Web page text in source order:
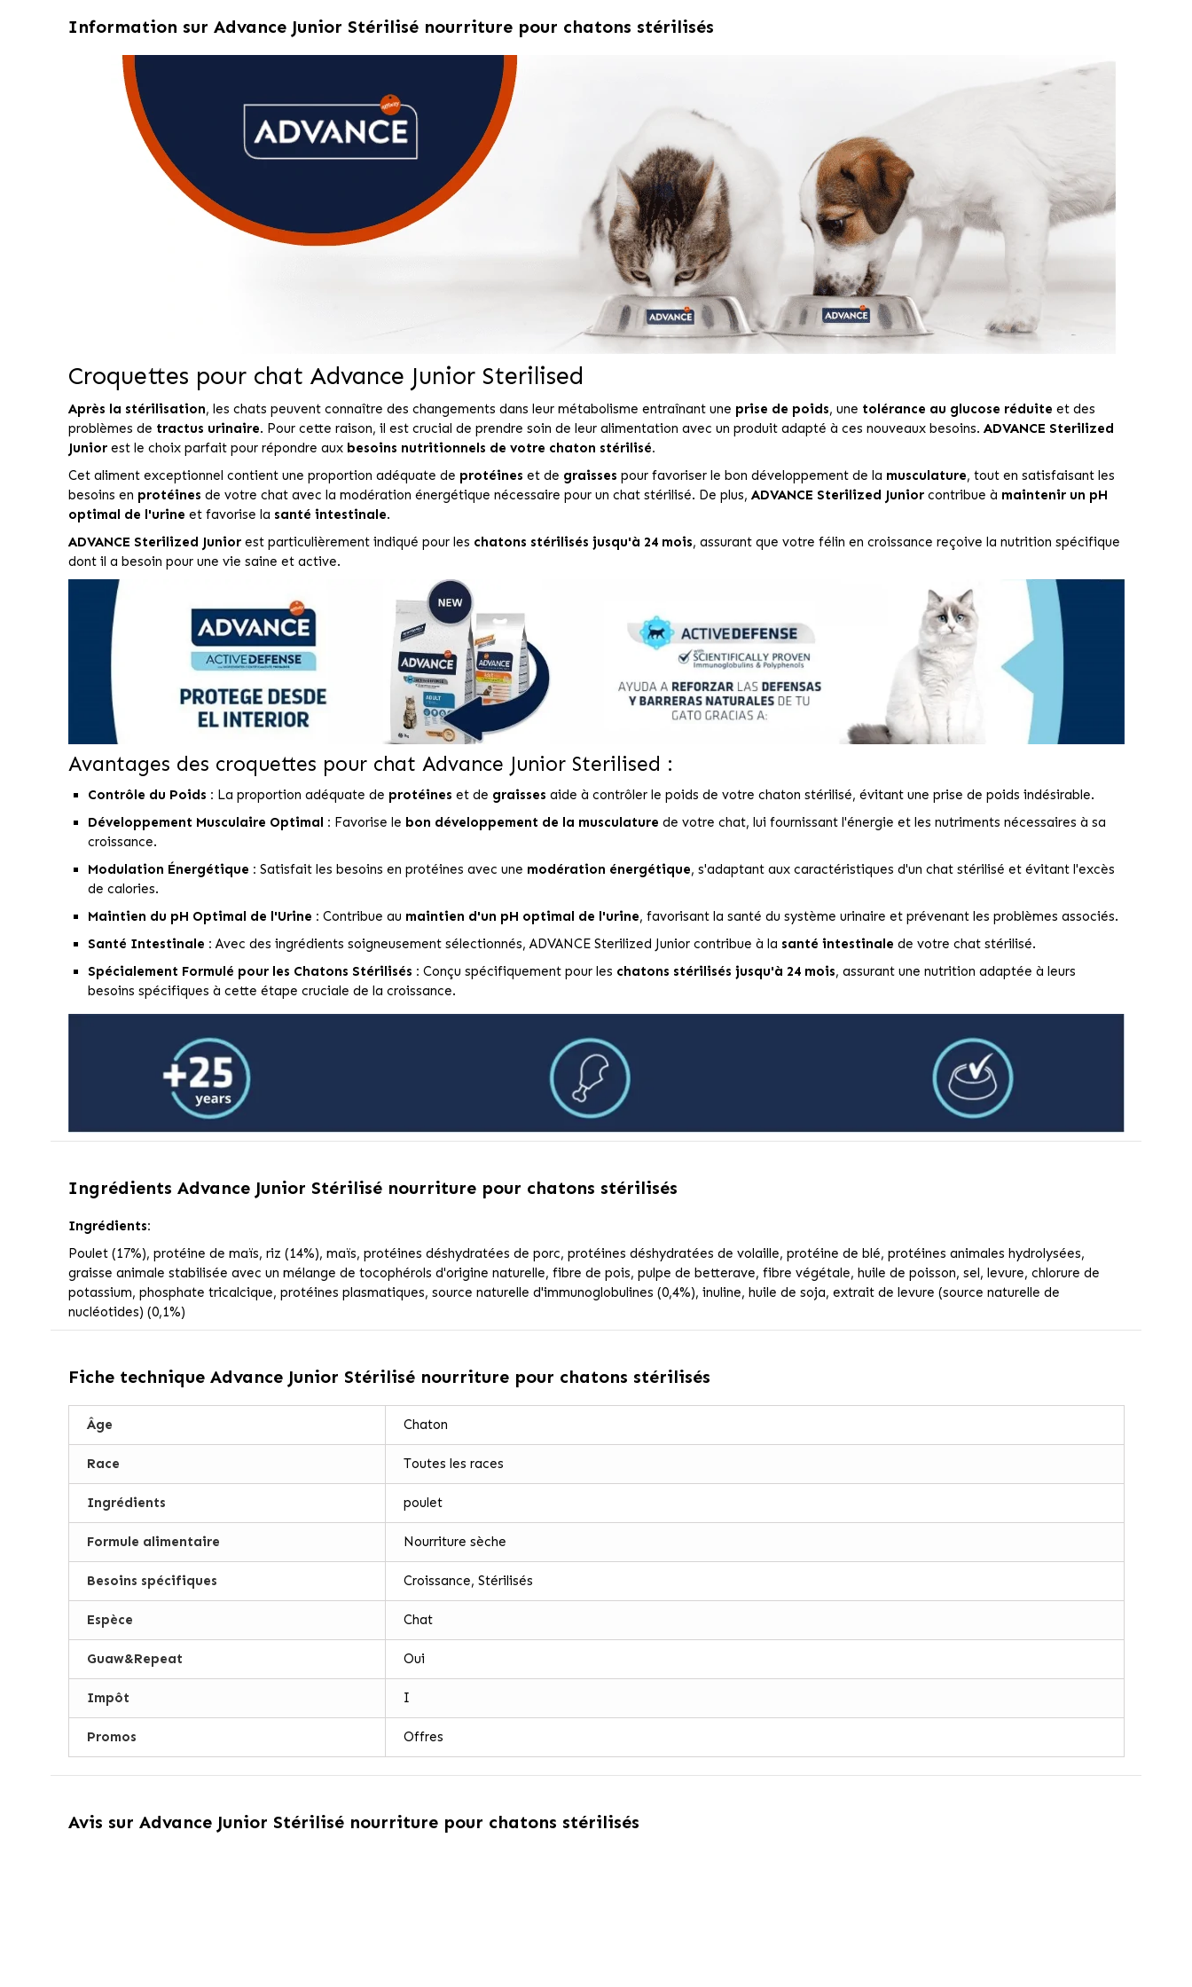
Information sur Advance Junior Stérilisé nourriture pour chatons stérilisés
Croquettes pour chat Advance Junior Sterilised
Après la stérilisation, les chats peuvent connaître des changements dans leur métabolisme entraînant une prise de poids, une tolérance au glucose réduite et des
problèmes de tractus urinaire. Pour cette raison, il est crucial de prendre soin de leur alimentation avec un produit adapté à ces nouveaux besoins. ADVANCE Sterilized
Juniorest le choix parfait pour répondre aux besoins nutritionnels de votre chaton stérilisé.
Cet aliment exceptionnel contient une proportion adéquate de protéines et de graisses pour favoriser le bon développement de la musculature, tout en satisfaisant les
besoins en protéines de votre chat avec la modération énergétique nécessaire pour un chat stérilisé. De plus, ADVANCE Sterilized Juniorcontribue à maintenir un pH
optimal de l'urine et favorise la santé intestinale.
ADVANCE Sterilized Juniorest particulièrement indiqué pour les chatons stérilisés jusqu'à 24 mois, assurant que votre félin en croissance reçoive la nutrition spécifique
dont il a besoin pour une vie saine et active.
Avantages des croquettes pour chat Advance Junior Sterilised :
Contrôle du Poids : La proportion adéquate de protéines et de graisses aide à contrôler le poids de votre chaton stérilisé, évitant une prise de poids indésirable.
Développement Musculaire Optimal : Favorise le bon développement de la musculature de votre chat, lui fournissant l'énergie et les nutriments nécessaires à sa
croissance.
Modulation Énergétique : Satisfait les besoins en protéines avec une modération énergétique, s'adaptant aux caractéristiques d'un chat stérilisé et évitant l'excès
de calories.
Maintien du pH Optimal de l'Urine : Contribue au maintien d'un pH optimal de l'urine, favorisant la santé du système urinaire et prévenant les problèmes associés.
Santé Intestinale : Avec des ingrédients soigneusement sélectionnés, ADVANCE Sterilized Junior contribue à la santé intestinale de votre chat stérilisé.
Spécialement Formulé pour les Chatons Stérilisés : Conçu spécifiquement pour les chatons stérilisés jusqu'à 24 mois, assurant une nutrition adaptée à leurs
besoins spécifiques à cette étape cruciale de la croissance.
Ingrédients Advance Junior Stérilisé nourriture pour chatons stérilisés
Ingrédients:
Poulet (17%), protéine de maïs, riz (14%), maïs, protéines déshydratées de porc, protéines déshydratées de volaille, protéine de blé, protéines animales hydrolysées,
graisse animale stabilisée avec un mélange de tocophérols d'origine naturelle, fibre de pois, pulpe de betterave, fibre végétale, huile de poisson, sel, levure, chlorure de
potassium, phosphate tricalcique, protéines plasmatiques, source naturelle d'immunoglobulines (0,4%), inuline, huile de soja, extrait de levure (source naturelle de
nucléotides) (0,1%)
Fiche technique Advance Junior Stérilisé nourriture pour chatons stérilisés
Âge Chaton
Race Toutes les races
Ingrédients poulet
Formule alimentaire Nourriture sèche
Besoins spécifiques Croissance, Stérilisés
Espèce Chat
Guaw&Repeat Oui
Impôt I
Promos Offres
Avis sur Advance Junior Stérilisé nourriture pour chatons stérilisés